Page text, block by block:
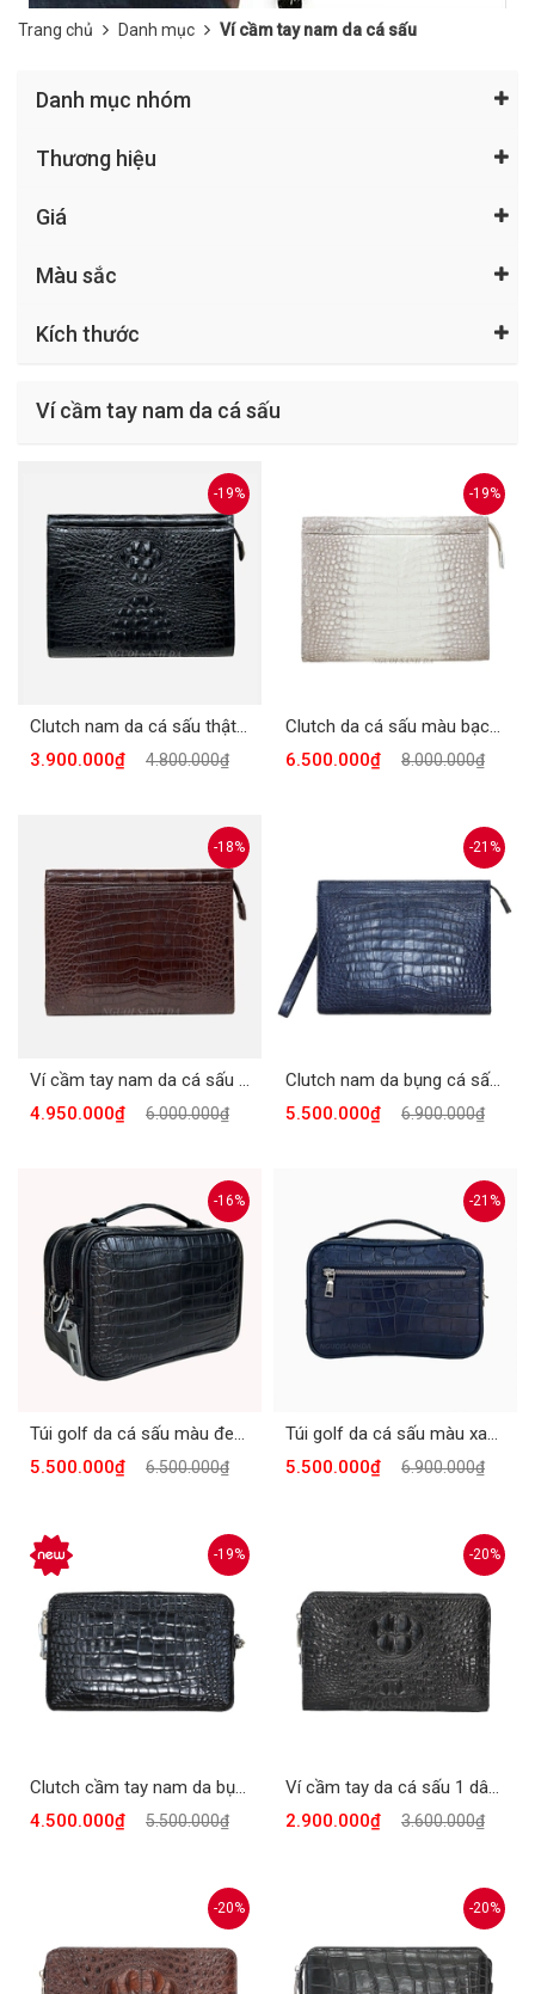
Trang chủ Danh mục Ví cầm tay nam da cá sấu
Danh mục nhóm
Thương hiệu
Giá
Màu sắc
Kích thước
Ví cầm tay nam da cá sấu
-19%
Clutch nam da cá sấu thật khóa số, Ví cầm tay da cá sấu VCT985-D
3.900.000₫
4.800.000₫
-19%
Clutch da cá sấu màu bạch tạng, ví cầm tay nam da cá sấu VCT-985BT
6.500.000₫
8.000.000₫
-18%
Ví cầm tay nam da cá sấu khóa số màu nâu CTCS-985N
4.950.000₫
6.000.000₫
-21%
Clutch nam da bụng cá sấu màu xanh navy thật khóa số, Ví cầm tay da cá sấu VCT-985XN
5.500.000₫
6.900.000₫
-16%
Túi golf da cá sấu màu đen khóa vân tay CTCS-913D
5.500.000₫
6.500.000₫
-21%
Túi golf da cá sấu màu xanh navy khóa vân tay CTCS-913X
5.500.000₫
6.900.000₫
-19%
Clutch cầm tay nam da bụng cá sấu 1 dây kéo khóa số màu đen CTCS914-D
4.500.000₫
5.500.000₫
-20%
Ví cầm tay da cá sấu 1 dây kéo khóa số, có ngăn đựng thẻ màu đen CTCS911-D
2.900.000₫
3.600.000₫
-20% -20%